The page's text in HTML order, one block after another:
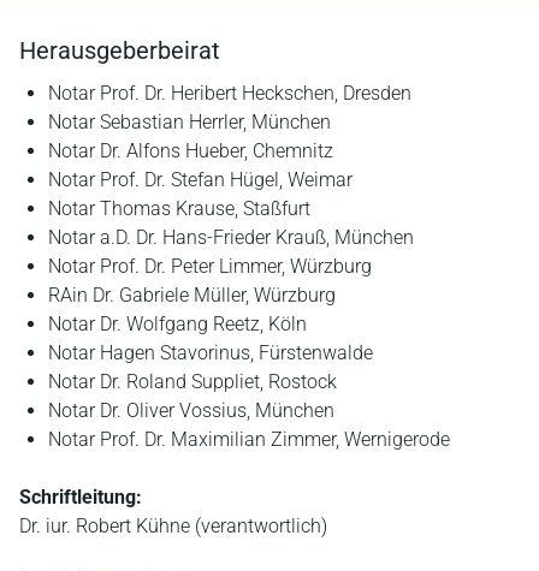
Herausgeberbeirat
Notar Prof. Dr. Heribert Heckschen, Dresden
Notar Sebastian Herrler, München
Notar Dr. Alfons Hueber, Chemnitz
Notar Prof. Dr. Stefan Hügel, Weimar
Notar Thomas Krause, Staßfurt
Notar a.D. Dr. Hans-Frieder Krauß, München
Notar Prof. Dr. Peter Limmer, Würzburg
RAin Dr. Gabriele Müller, Würzburg
Notar Dr. Wolfgang Reetz, Köln
Notar Hagen Stavorinus, Fürstenwalde
Notar Dr. Roland Suppliet, Rostock
Notar Dr. Oliver Vossius, München
Notar Prof. Dr. Maximilian Zimmer, Wernigerode
Schriftleitung:
Dr. iur. Robert Kühne (verantwortlich)